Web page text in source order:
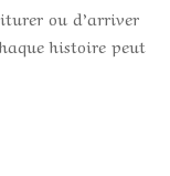
ou d’arriver
histoire peut